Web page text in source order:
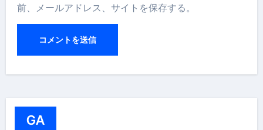
前、メールアドレス、サイトを保存する。
GA